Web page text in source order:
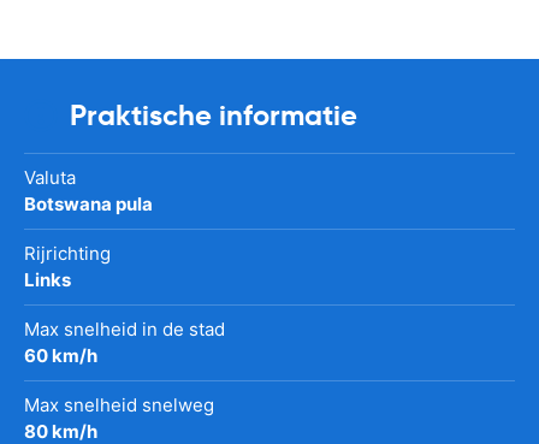
Praktische informatie
Valuta
Botswana pula
Rijrichting
Links
Max snelheid in de stad
60 km/h
Max snelheid snelweg
80 km/h